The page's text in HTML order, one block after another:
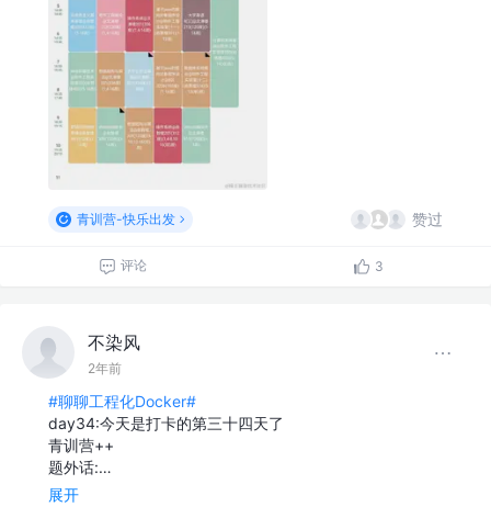
青训营-快乐出发 赞过
评论 3
不染风
2年前
#聊聊工程化Docker#
day34:今天是打卡的第三十四天了
青训营++
题外话:…
展开